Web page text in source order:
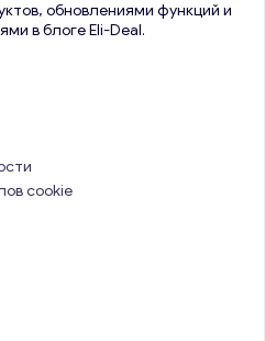
обновлениями функций и
в блоге Eli-Deal.
cookie